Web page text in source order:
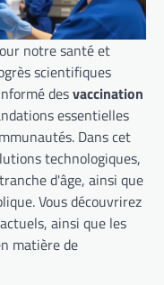
notre santé et
scientifiques
desvaccination
essentielles
Dans cet
technologiques,
d'âge, ainsi que
Vous découvrirez
ainsi que les
matière de